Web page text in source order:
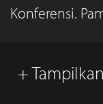
Konferensi.
+